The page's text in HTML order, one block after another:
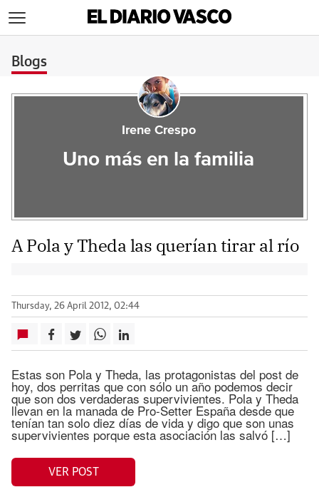
Blogs
Irene Crespo
Uno más en la familia
A Pola y Theda las querían tirar al río
Thursday, 26 April 2012, 02:44
Estas son Pola y Theda, las protagonistas del post de
hoy, dos perritas que con sólo un año podemos decir
que son dos verdaderas supervivientes. Pola y Theda
llevan en la manada de Pro-Setter España desde que
tenían tan solo diez días de vida y digo que son unas
supervivientes porque esta asociación las salvó […]
VER POST